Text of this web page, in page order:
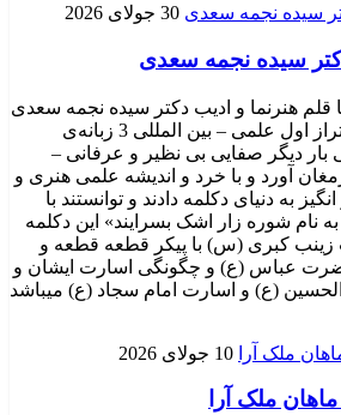
30 جولای 2026
سیده نجمه سعدی
قلم هنرنما و ادیب دکتر سیده نجمه سعدی
نظریه پرداز و شخصیت تراز اول علمی – بین المللی 3 زبانه‌ی
بار دیگر صفایی بی نظیر و عرفانی –
آورد و با خرد و اندیشه علمی هنری و
به دنیای دکلمه دادند و توانستند با
نام شوره زار اشک بسرایند» این دکلمه
زینب کبری (س) با پیکر قطعه قطعه و
عباس (ع) و چگونگی اسارت ایشان و
الحسین (ع) و اسارت امام سجاد (ع) میباشد
10 جولای 2026
ملک آرا